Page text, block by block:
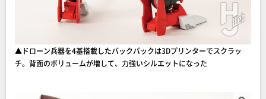
▲ドローン兵器を4基搭載したバックパックは3Dプリンターでスクラッ
チ。背面のボリュームが増して、力強いシルエットになった